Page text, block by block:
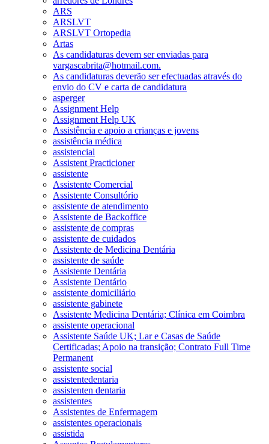
ARS
ARSLVT
ARSLVT Ortopedia
Artas
As candidaturas devem ser enviadas para
vargascabrita@hotmail.com.
As candidaturas deverão ser efectuadas através do
envio do CV e carta de candidatura
asperger
Assignment Help
Assignment Help UK
Assistência e apoio a crianças e jovens
assistência médica
assistencial
Assistent Practicioner
assistente
Assistente Comercial
Assistente Consultório
assistente de atendimento
Assistente de Backoffice
assistente de compras
assistente de cuidados
Assistente de Medicina Dentária
assistente de saúde
Assistente Dentária
Assistente Dentário
assistente domiciliário
assistente gabinete
Assistente Medicina Dentária; Clínica em Coimbra
assistente operacional
Assistente Saúde UK; Lar e Casas de Saúde
Certificadas; Apoio na transição; Contrato Full Time
Permanent
assistente social
assistentedentaria
assistenten dentaria
assistentes
Assistentes de Enfermagem
assistentes operacionais
assistida